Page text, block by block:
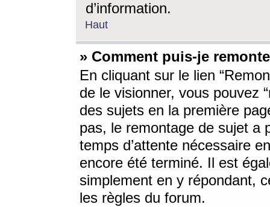
d’information.
Haut
» Comment puis-je
En cliquant sur le lien
de le visionner, vous pouvez
des sujets en la première
pas, le remontage de sujet a
temps d’attente nécessaire
encore été terminé. Il est
simplement en y répondant,
les règles du forum.